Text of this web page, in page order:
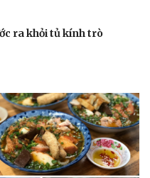
ra khỏi tủ kính trò